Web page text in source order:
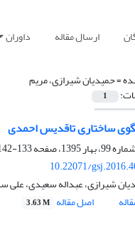
ارسال مقاله داوران
=حمیدیان شیرازی، مریم
1
ساختاری تاقدیس احمدی
133-142
10.22071/
شیرازی، عبداله سعیدی،
اصل مقاله 3.63 M